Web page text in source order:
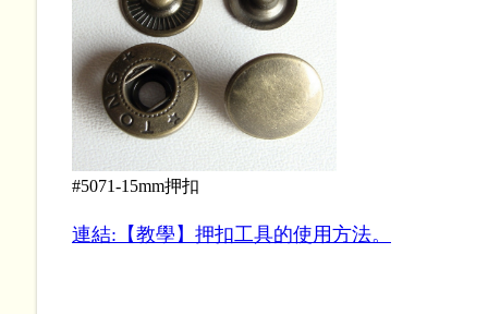
#5071-15mm押扣
連結:【教學】押扣工具的使用方法。